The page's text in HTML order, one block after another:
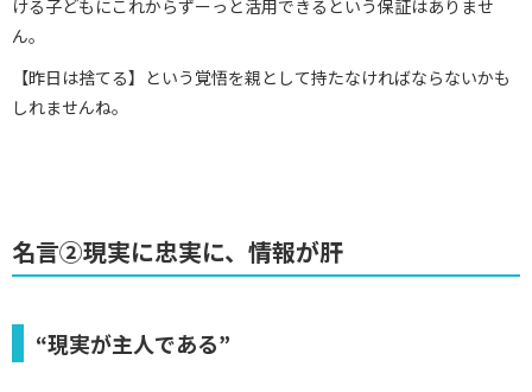
ける子どもにこれからずーっと活用できるという保証はありませ
ん。
【昨日は捨てる】という覚悟を親として持たなければならないかも
しれませんね。
名言②現実に忠実に、情報が肝
“現実が主人である”